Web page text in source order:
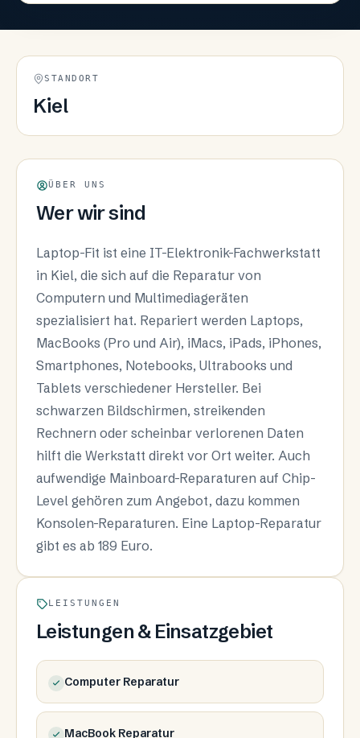
STANDORT
Kiel
ÜBER UNS
Wer wir sind
Laptop-Fit ist eine IT-Elektronik-Fachwerkstatt
in Kiel, die sich auf die Reparatur von
Computern und Multimediageräten
spezialisiert hat. Repariert werden Laptops,
MacBooks (Pro und Air), iMacs, iPads, iPhones,
Smartphones, Notebooks, Ultrabooks und
Tablets verschiedener Hersteller. Bei
schwarzen Bildschirmen, streikenden
Rechnern oder scheinbar verlorenen Daten
hilft die Werkstatt direkt vor Ort weiter. Auch
aufwendige Mainboard-Reparaturen auf Chip-
Level gehören zum Angebot, dazu kommen
Konsolen-Reparaturen. Eine Laptop-Reparatur
gibt es ab 189 Euro.
LEISTUNGEN
Leistungen & Einsatzgebiet
Computer Reparatur
MacBook Reparatur